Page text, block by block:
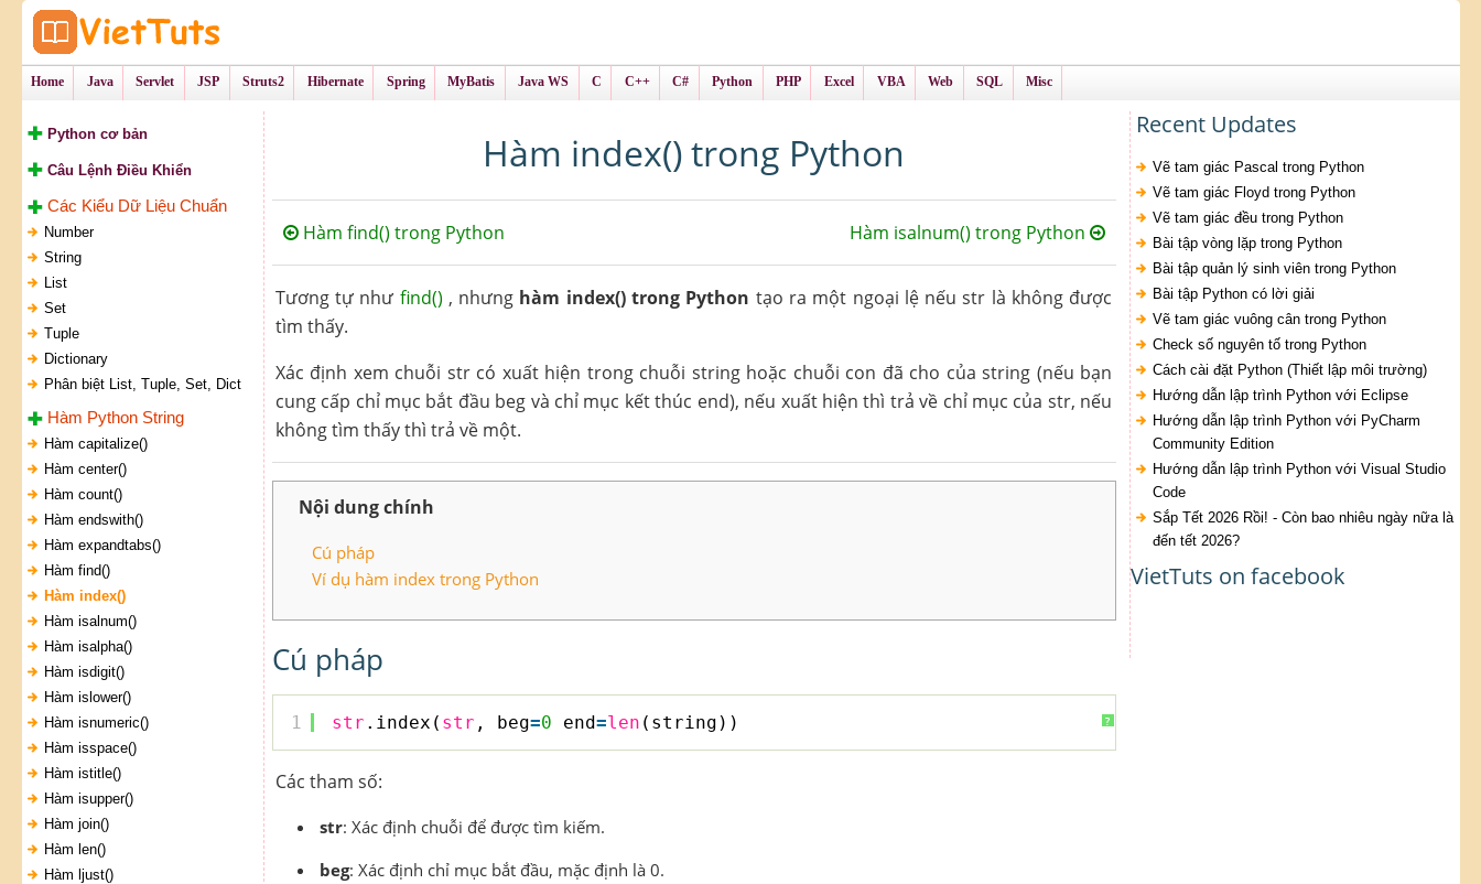
Home Java Servlet JSP Struts2 Hibernate Spring MyBatis Java WS C C++ C# Python PHP Excel VBA Web SQL Misc
Python cơ bản
Câu Lệnh Điều Khiển
Các Kiểu Dữ Liệu Chuẩn
Number
String
List
Set
Tuple
Dictionary
Phân biệt List, Tuple, Set, Dict
Hàm Python String
Hàm capitalize()
Hàm center()
Hàm count()
Hàm endswith()
Hàm expandtabs()
Hàm find()
Hàm index()
Hàm isalnum()
Hàm isalpha()
Hàm isdigit()
Hàm islower()
Hàm isnumeric()
Hàm isspace()
Hàm istitle()
Hàm isupper()
Hàm join()
Hàm len()
Hàm ljust()
Hàm index() trong Python
Hàm find() trong Python Hàm isalnum() trong Python
Tương tự như find() , nhưng hàm index() trong Python tạo ra một ngoại lệ nếu str là không được
tìm thấy.
Xác định xem chuỗi str có xuất hiện trong chuỗi string hoặc chuỗi con đã cho của string (nếu bạn
cung cấp chỉ mục bắt đầu beg và chỉ mục kết thúc end), nếu xuất hiện thì trả về chỉ mục của str, nếu
không tìm thấy thì trả về một.
Nội dung chính
Cú pháp
Ví dụ hàm index trong Python
Cú pháp
?
1 str .index( str , beg=0 end=len (string))
Các tham số:
str: Xác định chuỗi để được tìm kiếm.
beg: Xác định chỉ mục bắt đầu, mặc định là 0.
Recent Updates
Vẽ tam giác Pascal trong Python
Vẽ tam giác Floyd trong Python
Vẽ tam giác đều trong Python
Bài tập vòng lặp trong Python
Bài tập quản lý sinh viên trong Python
Bài tập Python có lời giải
Vẽ tam giác vuông cân trong Python
Check số nguyên tố trong Python
Cách cài đặt Python (Thiết lập môi trường)
Hướng dẫn lập trình Python với Eclipse
Hướng dẫn lập trình Python với PyCharm
Community Edition
Hướng dẫn lập trình Python với Visual Studio
Code
Sắp Tết 2026 Rồi! - Còn bao nhiêu ngày nữa là
đến tết 2026?
VietTuts on facebook